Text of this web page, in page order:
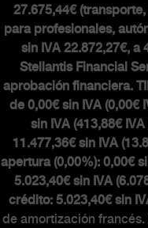
27.675,44€
para profesionales,
sin IVA 22.872,27€, a
Stellantis Financial
aprobación financiera.
de 0,00€ sin IVA (0,00€
sin IVA (413,88€
11.477,36€ sin IVA
apertura (0,00%): 0,00€
5.023,40€ sin IVA
crédito: 5.023,40€ sin
de amortización